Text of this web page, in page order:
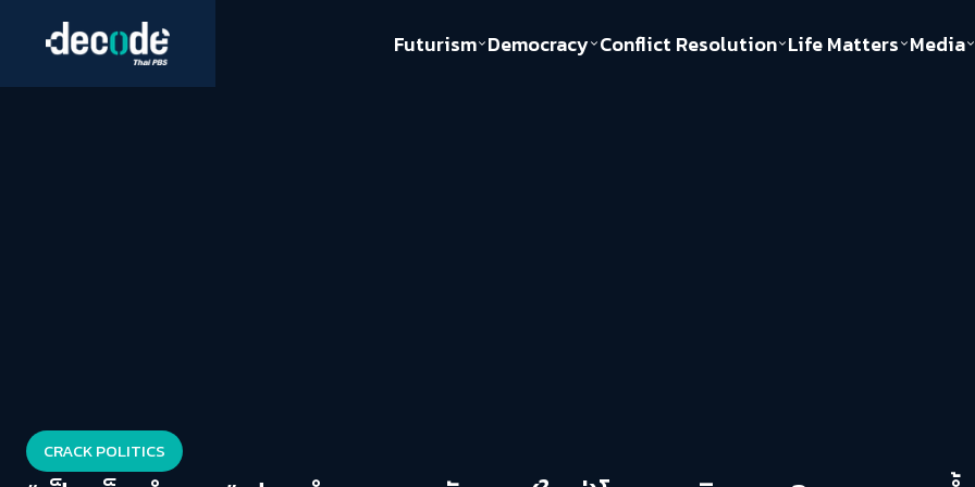
Futurism Democracy Conflict Resolution Life Matters Media
CRACK POLITICS